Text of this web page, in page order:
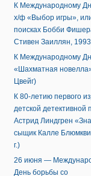
К Международному
х/ф «Выбор игры»,
поисках Бобби
Стивен Заиллян, 1993
К Международному
«Шахматная
Цвейг)
К 80-летию первого
детской детективной
Астрид Линдгрен
сыщик Калле
г.)
26 июня —
День борьбы со